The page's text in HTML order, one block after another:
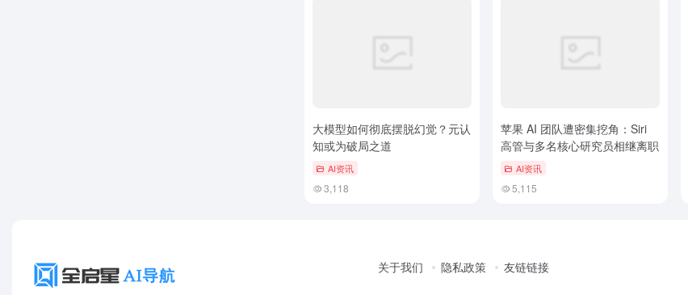
大模型如何彻底摆脱幻觉？元认
知或为破局之道
AI资讯
3,118
苹果 AI 团队遭密集挖角：Siri
高管与多名核心研究员相继离职
AI资讯
5,115
关于我们 隐私政策 友链链接